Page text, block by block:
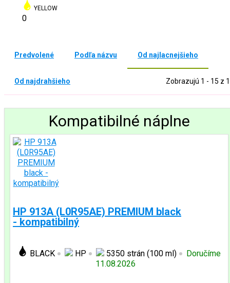
YELLOW
0
Predvolené Podľa názvu Od najlacnejšieho
Od najdrahšieho Zobrazujú 1 - 15 z
Kompatibilné náplne
HP 913A (L0R95AE) PREMIUM black
- kompatibilný
BLACK HP 5350 strán (100 ml)
Doručíme
11.08.2026